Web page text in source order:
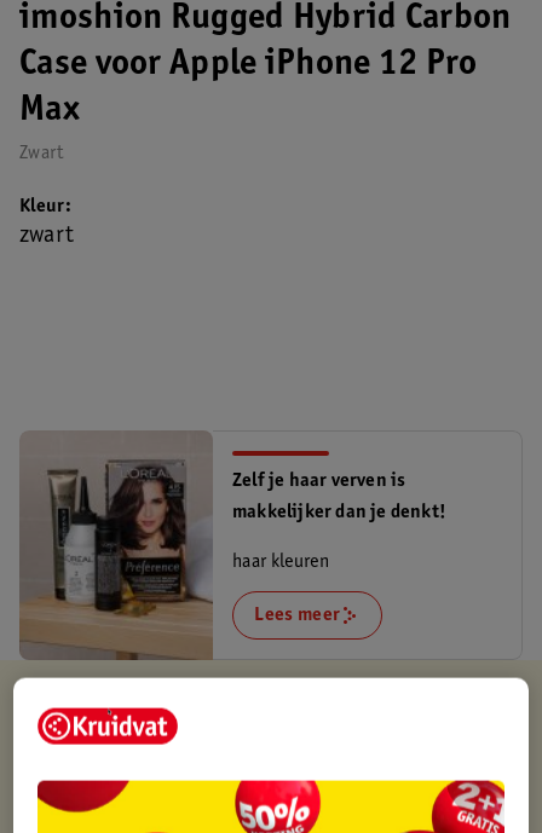
imoshion Rugged Hybrid Carbon
Case voor Apple iPhone 12 Pro
Max
Zwart
Kleur
zwart
Zelf je haar verven is
makkelijker dan je denkt!
haar kleuren
Lees meer
Verkocht en verstuurd door
Smartphonehoesjes.nl
Binnen 1 werkdag verstuurd
Gratis thuisbezorgd